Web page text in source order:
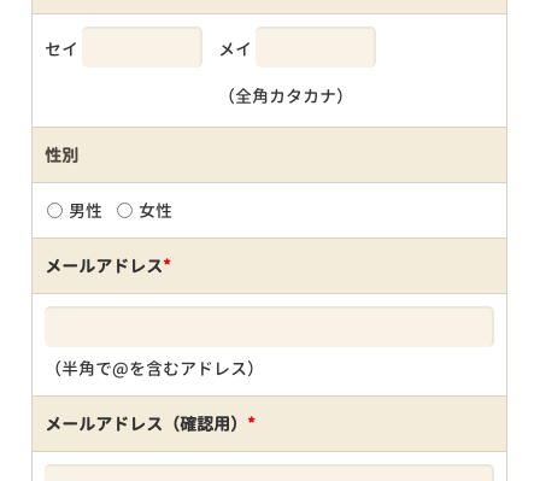
セイ メイ
（全角カタカナ）
性別
男性 女性
メールアドレス*
（半角で@を含むアドレス）
メールアドレス（確認用） *